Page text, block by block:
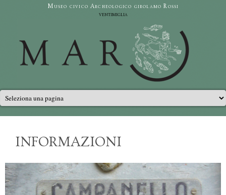
Salta al contenuto principaleMuseo civico Archeologico girolamo Rossi
ventimiglia
Menu principale
INFORMAZIONI